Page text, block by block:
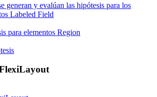
generan y evalúan las hipótesis para los
Labeled Field
para elementos Region